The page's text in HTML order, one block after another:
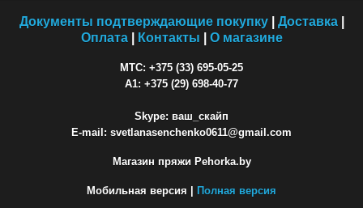
Документы подтверждающие покупку| Доставка|
Оплата| Контакты О магазине
МТС: +375 (33) 695-05-25
A1: +375 (29) 698-40-77
Skype: ваш_скайп
E-mail: svetlanasenchenko0611@gmail.com
Магазин пряжи Pehorka.by
Мобильная версия | Полная версия